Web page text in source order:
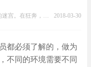
2018-03-30
都必须了解的，做为
不同的环境需要不同